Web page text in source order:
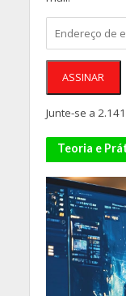
de
e-
ASSINAR
Junte-se a
Teoria e